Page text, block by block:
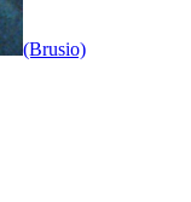
(Brusio)